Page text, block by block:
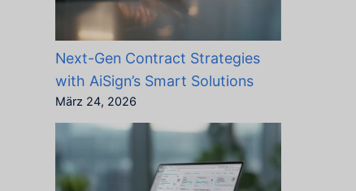
Next-Gen Contract Strategies
with AiSign’s Smart Solutions
März 24, 2026